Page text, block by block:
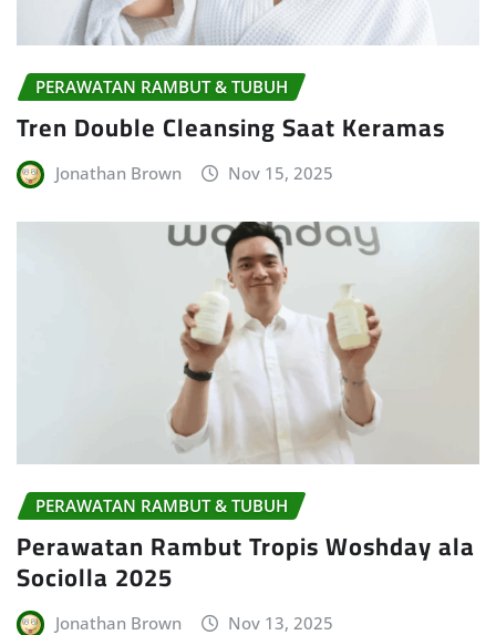
PERAWATAN RAMBUT & TUBUH
Tren Double Cleansing Saat Keramas
Jonathan Brown Nov 15, 2025
PERAWATAN RAMBUT & TUBUH
Perawatan Rambut Tropis Woshday ala
Sociolla 2025
Jonathan Brown Nov 13, 2025